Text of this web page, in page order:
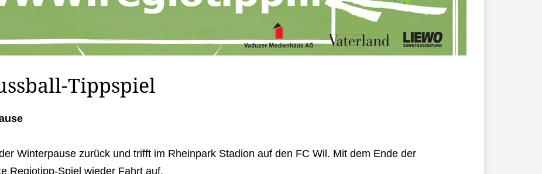
Tippspiel
Winterpause zurück und trifft im Rheinpark Stadion auf den FC Wil. Mit dem Ende der
Regiotipp-Spiel wieder Fahrt auf.